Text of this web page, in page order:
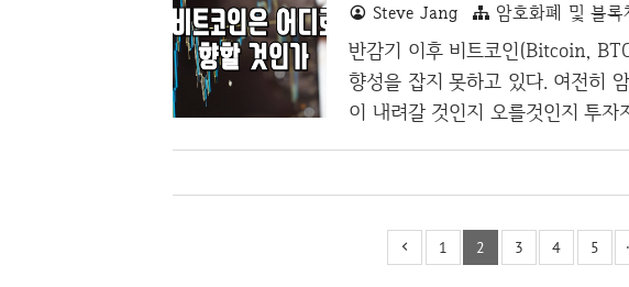
thm before 6th May 18:00
orts 'KawPow' algorithm after
알고리즘..
Steve Jang 암호화폐 및 블
반감기 이후 비트코인(Bitcoin,
향성을 잡지 못하고 있다. 여전히
이 내려갈 것인지 오를것인지 투
인의 바닥이 얼만지 알지 못한다
비트코인은 약 9000달러 초중반
정도로 순수하게 반감기를 그대로
1 2 3 4 5